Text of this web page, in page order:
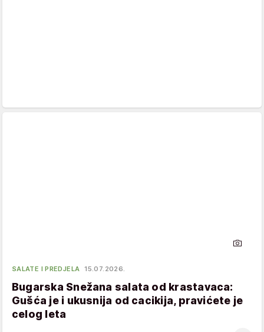
SALATE I PREDJELA 15.07.2026.
Bugarska Snežana salata od krastavaca:
Gušća je i ukusnija od cacikija, pravićete je
celog leta